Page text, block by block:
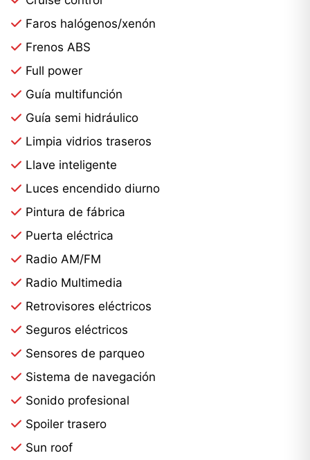
Faros halógenos/xenón
Frenos ABS
Full power
Guía multifunción
Guía semi hidráulico
Limpia vidrios traseros
Llave inteligente
Luces encendido diurno
Pintura de fábrica
Puerta eléctrica
Radio AM/FM
Radio Multimedia
Retrovisores eléctricos
Seguros eléctricos
Sensores de parqueo
Sistema de navegación
Sonido profesional
Spoiler trasero
Sun roof